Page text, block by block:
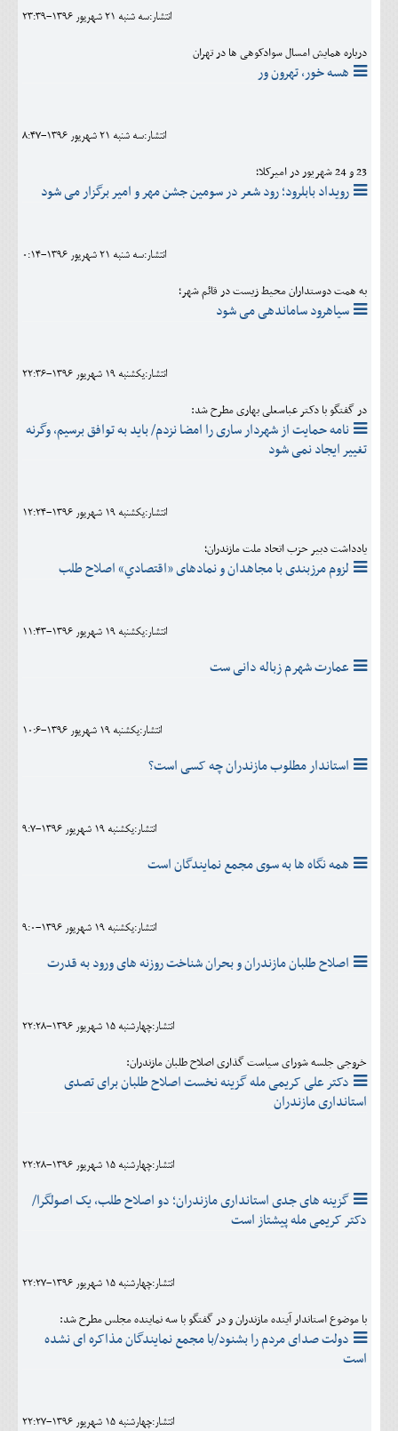
انتشار:سه شنبه 21 شهريور 1396-23:39
درباره همایش امسال سوادکوهی ها در تهران
هسه خور، تهرون ور
انتشار:سه شنبه 21 شهريور 1396-8:47
23 و 24 شهریور در امیرکلا؛
رویداد بابلرود؛ رود شعر در سومین جشن مهر و امیر برگزار می شود
انتشار:سه شنبه 21 شهريور 1396-0:14
به همت دوستداران محیط زیست در قائم شهر؛
سیاهرود ساماندهی می شود
انتشار:يکشنبه 19 شهريور 1396-22:36
در گفتگو با دکتر عباسعلی بهاری مطرح شد:
نامه حمایت از شهردار ساری را امضا نزدم/ باید به توافق برسیم، وگرنه
تغییر ایجاد نمی شود
انتشار:يکشنبه 19 شهريور 1396-12:24
یادداشت دبیر حزب اتحاد ملت مازندران؛
لزوم مرزبندی با مجاهدان و نمادهای «اقتصادي» اصلاح طلب
انتشار:يکشنبه 19 شهريور 1396-11:43
عمارت شهرم زباله دانی ست
انتشار:يکشنبه 19 شهريور 1396-10:6
استاندار مطلوب مازندران چه کسی است؟
انتشار:يکشنبه 19 شهريور 1396-9:7
همه نگاه ها به سوی مجمع نمایندگان است
انتشار:يکشنبه 19 شهريور 1396-9:0
اصلاح طلبان مازندران و بحران شناخت روزنه های ورود به قدرت
انتشار:چهارشنبه 15 شهريور 1396-22:28
خروجی جلسه شورای سیاست گذاری اصلاح طلبان مازندران:
دکتر علی کریمی مله گزینه نخست اصلاح طلبان برای تصدی
استانداری مازندران
انتشار:چهارشنبه 15 شهريور 1396-22:28
گزینه های جدی استانداری مازندران؛ دو اصلاح طلب، یک اصولگرا/
دکتر کریمی مله پیشتاز است
انتشار:چهارشنبه 15 شهريور 1396-22:27
با موضوع استاندار آینده مازندران و در گفتگو با سه نماینده مجلس مطرح شد:
دولت صدای مردم را بشنود/با مجمع نمایندگان مذاکره ای نشده
است
انتشار:چهارشنبه 15 شهريور 1396-22:27